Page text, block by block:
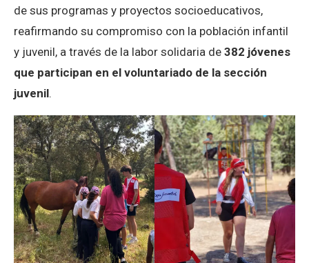
de sus programas y proyectos socioeducativos,
reafirmando su compromiso con la población infantil
y juvenil, a través de la labor solidaria de 382 jóvenes
que participan en el voluntariado de la sección
juvenil.